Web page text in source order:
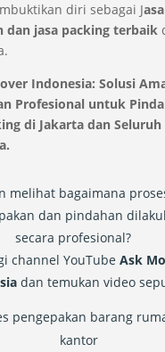
diri sebagai Jasa
dan jasa packing terbaik
Indonesia: Solusi
Profesional untuk
di Jakarta dan Seluruh
melihat bagaimana
dan pindahan
secara profesional?
channel YouTubeAsk
dan temukan video
pengepakan barang
kantor